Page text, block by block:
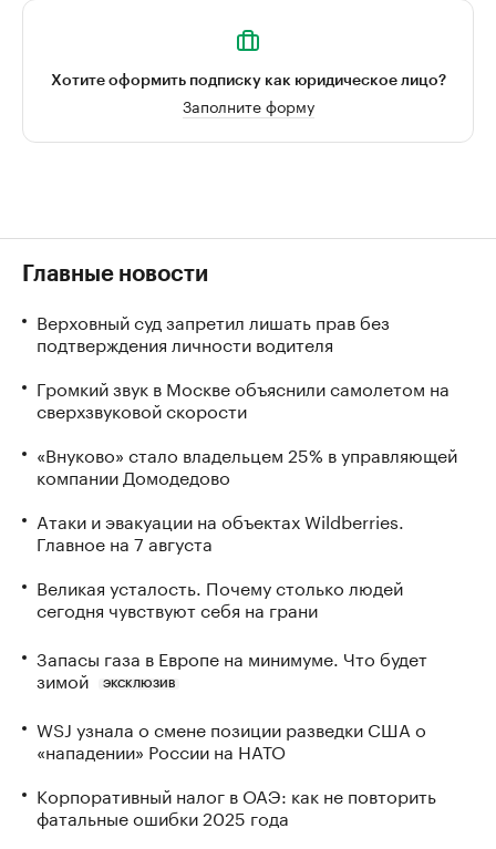
Хотите оформить подписку как юридическое лицо?
Заполните форму
Главные новости
Верховный суд запретил лишать прав без
подтверждения личности водителя
Громкий звук в Москве объяснили самолетом на
сверхзвуковой скорости
«Внуково» стало владельцем 25% в управляющей
компании Домодедово
Атаки и эвакуации на объектах Wildberries.
Главное на 7 августа
Великая усталость. Почему столько людей
сегодня чувствуют себя на грани
Запасы газа в Европе на минимуме. Что будет
зимой
ЭКСКЛЮЗИВ
WSJ узнала о смене позиции разведки США о
«нападении» России на НАТО
Корпоративный налог в ОАЭ: как не повторить
фатальные ошибки 2025 года